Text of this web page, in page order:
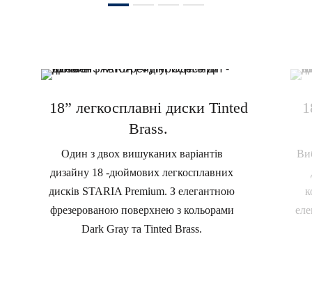
18” легкосплавні диски Tinted
Brass.
Один з двох вишуканих варіантів
дизайну 18 -дюймових легкосплавних
дисків STARIA Premium. З елегантною
фрезерованою поверхнею з кольорами
Dark Gray та Tinted Brass.